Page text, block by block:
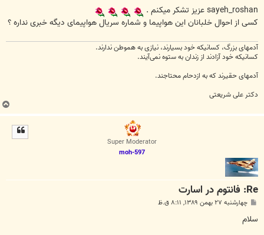
ت
sayeh_roshan عزیز تشکر میکنم .
کسی از احوال خلبانان این هواپیما و شماره سریال هواپیمای دیگه خبری نداره ؟
آدمهای بزرگ، کسانیکه خود بسیارند، نیازی به هموطن ندارند.
کسانیکه خود آزادند از زندان به ستوه نمی‌آیند.
آدمهای حقیرند که به ازدحام محتاجند.
دکتر علی شریعتی
Super Moderator
moh-597
Re: فانتوم در اسارت
س
ت
چهارشنبه ۲۷ بهمن ۱۳۸۹, ۸:۱۱ ق.ظ
سلام